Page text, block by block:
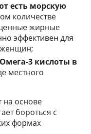
есть морскую
количестве
жирные
эффективен для
женщин;
3 кислоты в
местного
на основе
бороться с
формах